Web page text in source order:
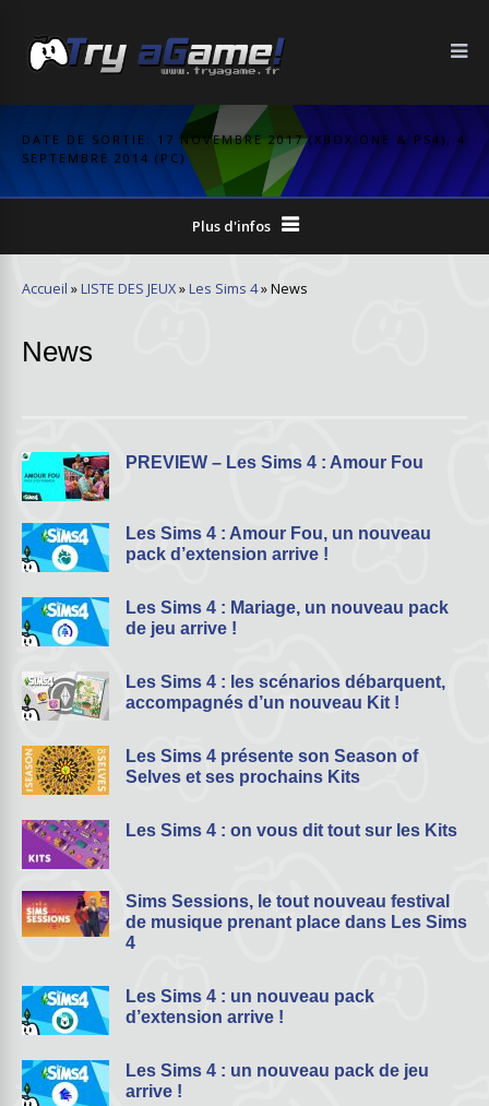
DATE DE SORTIE: 17 NOVEMBRE 2017 (XBOX ONE & PS4), 4
SEPTEMBRE 2014 (PC)
Plus d'infos
Accueil » LISTE DES JEUX» Les Sims 4»News
News
PREVIEW – Les Sims 4 : Amour Fou
Les Sims 4 : Amour Fou, un nouveau
pack d’extension arrive !
Les Sims 4 : Mariage, un nouveau pack
de jeu arrive !
Les Sims 4 : les scénarios débarquent,
accompagnés d’un nouveau Kit !
Les Sims 4 présente son Season of
Selves et ses prochains Kits
Les Sims 4 : on vous dit tout sur les Kits
Sims Sessions, le tout nouveau festival
de musique prenant place dans Les Sims
4
Les Sims 4 : un nouveau pack
d’extension arrive !
Les Sims 4 : un nouveau pack de jeu
arrive !